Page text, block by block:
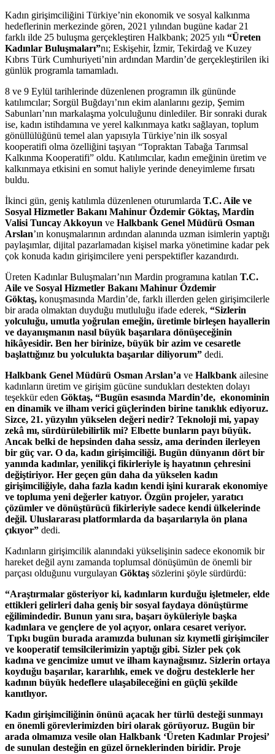
Kadın girişimciliğini Türkiye’nin ekonomik ve sosyal kalkınma
hedeflerinin merkezinde gören, 2021 yılından bugüne kadar 21
farklı ilde 25 buluşma gerçekleştiren Halkbank; 2025 yılı “Üreten
Kadınlar Buluşmaları”nı; Eskişehir, İzmir, Tekirdağ ve Kuzey
Kıbrıs Türk Cumhuriyeti’nin ardından Mardin’de gerçekleştirilen iki
günlük programla tamamladı.
8 ve 9 Eylül tarihlerinde düzenlenen programın ilk gününde
katılımcılar; Sorgül Buğdayı’nın ekim alanlarını gezip, Şemim
Sabunları’nın markalaşma yolculuğunu dinlediler. Bir sonraki durak
ise, kadın istihdamına ve yerel kalkınmaya katkı sağlayan, toplum
gönüllülüğünü temel alan yapısıyla Türkiye’nin ilk sosyal
kooperatifi olma özelliğini taşıyan “Topraktan Tabağa Tarımsal
Kalkınma Kooperatifi” oldu. Katılımcılar, kadın emeğinin üretim ve
kalkınmaya etkisini en somut haliyle yerinde deneyimleme fırsatı
buldu.
İkinci gün, geniş katılımla düzenlenen oturumlarda T.C. Aile ve
Sosyal Hizmetler Bakanı Mahinur Özdemir Göktaş, Mardin
Valisi Tuncay Akkoyun ve Halkbank Genel Müdürü Osman
Arslan’ın konuşmalarının ardından alanında uzman isimlerin yaptığı
paylaşımlar, dijital pazarlamadan kişisel marka yönetimine kadar pek
çok konuda kadın girişimcilere yeni perspektifler kazandırdı.
Üreten Kadınlar Buluşmaları’nın Mardin programına katılan T.C.
Aile ve Sosyal Hizmetler Bakanı Mahinur Özdemir
Göktaş, konuşmasında Mardin’de, farklı illerden gelen girişimcilerle
bir arada olmaktan duyduğu mutluluğu ifade ederek, “Sizlerin
yolculuğu, umutla yoğrulan emeğin, üretimle birleşen hayallerin
ve dayanışmanın nasıl büyük başarılara dönüşeceğinin
hikâyesidir. Ben her birinize, büyük bir azim ve cesaretle
başlattığınız bu yolculukta başarılar diliyorum” dedi.
Halkbank Genel Müdürü Osman Arslan’a ve Halkbank ailesine
kadınların üretim ve girişim gücüne sundukları destekten dolayı
teşekkür eden Göktaş, “Bugün esasında Mardin’de, ekonominin
en dinamik ve ilham verici güçlerinden birine tanıklık ediyoruz.
Sizce, 21. yüzyılın yükselen değeri nedir? Teknoloji mi, yapay
zekâ mı, sürdürülebilirlik mi? Elbette bunların payı büyük.
Ancak belki de hepsinden daha sessiz, ama derinden ilerleyen
bir güç var. O da, kadın girişimciliği. Bugün dünyanın dört bir
yanında kadınlar, yenilikçi fikirleriyle iş hayatının çehresini
değiştiriyor. Her geçen gün daha da yükselen kadın
girişimciliğiyle, daha fazla kadın kendi işini kurarak ekonomiye
ve topluma yeni değerler katıyor. Özgün projeler, yaratıcı
çözümler ve dönüştürücü fikirleriyle sadece kendi ülkelerinde
değil. Uluslararası platformlarda da başarılarıyla ön plana
çıkıyor” dedi.
Kadınların girişimcilik alanındaki yükselişinin sadece ekonomik bir
hareket değil aynı zamanda toplumsal dönüşümün de önemli bir
parçası olduğunu vurgulayan Göktaş sözlerini şöyle sürdürdü:
“Araştırmalar gösteriyor ki, kadınların kurduğu işletmeler, elde
ettikleri gelirleri daha geniş bir sosyal faydaya dönüştürme
eğilimindedir. Bunun yanı sıra, başarı öyküleriyle başka
kadınlara ve gençlere de yol açıyor, onlara cesaret veriyor.
Tıpkı bugün burada aramızda bulunan siz kıymetli girişimciler
ve kooperatif temsilcilerimizin yaptığı gibi. Sizler pek çok
kadına ve gencimize umut ve ilham kaynağısınız. Sizlerin ortaya
koyduğu başarılar, kararlılık, emek ve doğru desteklerle her
kadının büyük hedeflere ulaşabileceğini en güçlü şekilde
kanıtlıyor.
Kadın girişimciliğinin önünü açacak her türlü desteği sunmayı
en önemli görevlerimizden biri olarak görüyoruz. Bugün bir
arada olmamıza vesile olan Halkbank ‘Üreten Kadınlar Projesi’
de sunulan desteğin en güzel örneklerinden biridir. Proje